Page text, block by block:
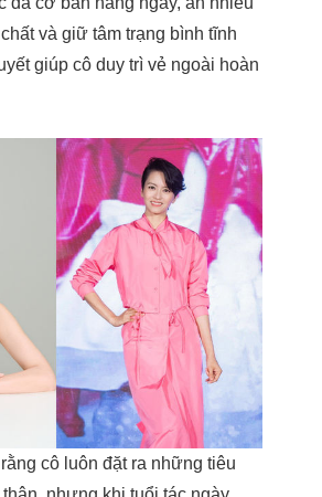
và giữ tâm trạng bình tĩnh
giúp cô duy trì vẻ ngoài hoàn
cô luôn đặt ra những tiêu